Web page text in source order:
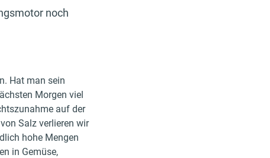
noch
Hat man sein
Morgen viel
auf der
Salz verlieren wir
hohe Mengen
in Gemüse,